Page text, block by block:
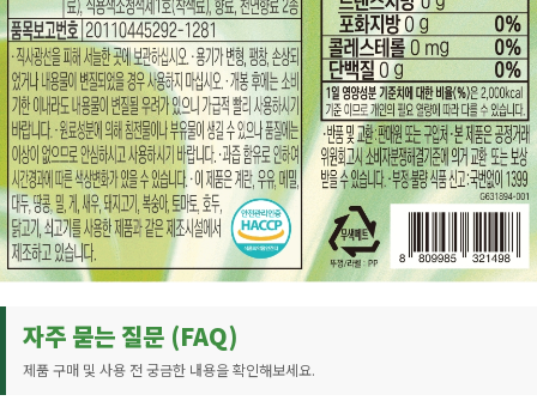
자주 묻는 질문 (FAQ)
제품 구매 및 사용 전 궁금한 내용을 확인해보세요.